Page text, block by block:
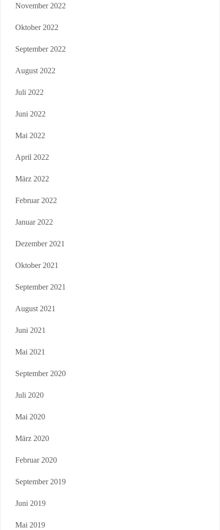
November 2022
Oktober 2022
September 2022
August 2022
Juli 2022
Juni 2022
Mai 2022
April 2022
März 2022
Februar 2022
Januar 2022
Dezember 2021
Oktober 2021
September 2021
August 2021
Juni 2021
Mai 2021
September 2020
Juli 2020
Mai 2020
März 2020
Februar 2020
September 2019
Juni 2019
Mai 2019